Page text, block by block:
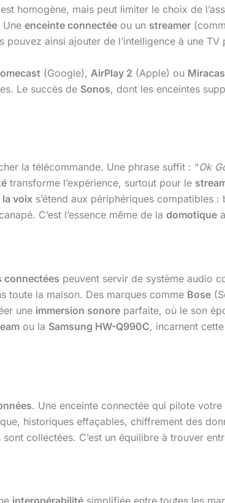
homogène, mais peut limiter le choix de
Une enceinte connectée ou un streamer
pouvez ainsi ajouter de l’intelligence à une TV
(Google), AirPlay 2 (Apple) ou
Le succès de Sonos, dont les enceintes
la télécommande. Une phrase suffit : “Ok
transforme l’expérience, surtout pour le
voix s’étend aux périphériques compatibles
C’est l’essence même de la domotique
connectées peuvent servir de système audio
toute la maison. Des marques comme Bose
une immersion sonore parfaite, où le son
ou la Samsung HW-Q990C, incarnent
. Une enceinte connectée qui pilote
historiques effaçables, chiffrement des
collectées. C’est un équilibre à trouver
interopérabilité simplifiée entre toutes les